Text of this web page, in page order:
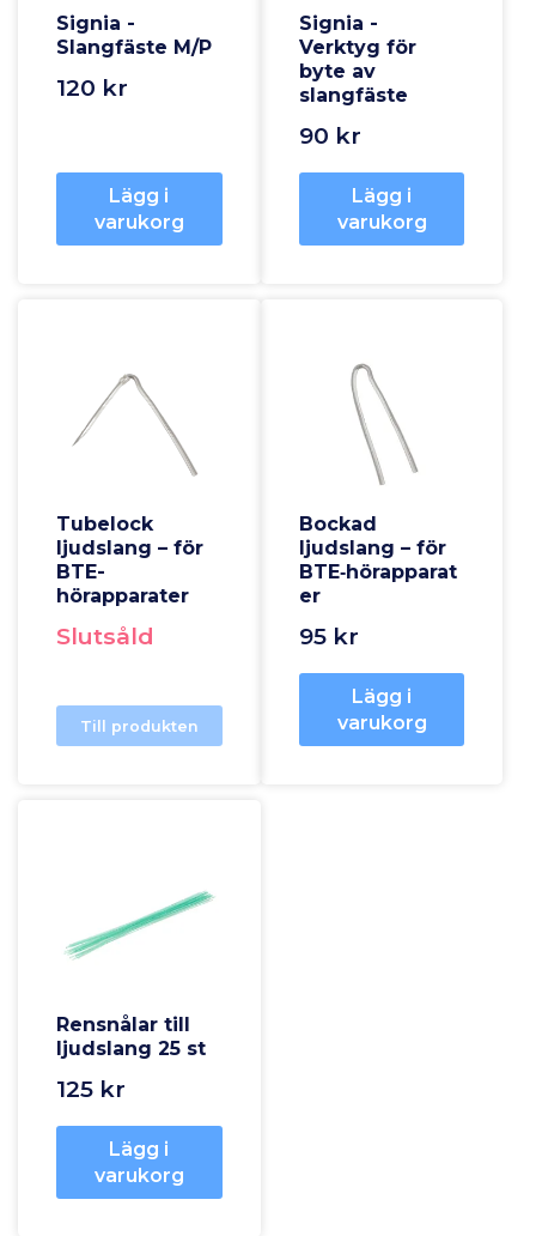
Signia -
Slangfäste M/P
120 kr
Lägg i
varukorg
Signia -
Verktyg för
byte av
slangfäste
90 kr
Lägg i
varukorg
Tubelock
ljudslang – för
BTE-
hörapparater
Slutsåld
Till produkten
Bockad
ljudslang – för
BTE‑hörapparat
er
95 kr
Lägg i
varukorg
Rensnålar till
ljudslang 25 st
125 kr
Lägg i
varukorg